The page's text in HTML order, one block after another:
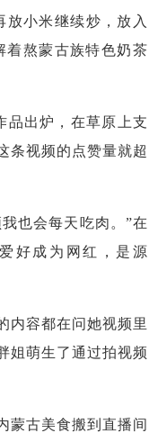
放小米继续炒，放入
熬蒙古族特色奶茶
品出炉，在草原上支
条视频的点赞量就超
也会每天吃肉。”在
好成为网红，是源
内容都在问她视频里
姐萌生了通过拍视频
蒙古美食搬到直播间